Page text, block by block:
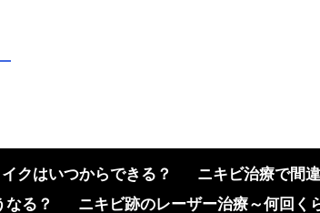
クはいつからできる？
ニキビ治療で間
なる？
ニキビ跡のレーザー治療～何回く